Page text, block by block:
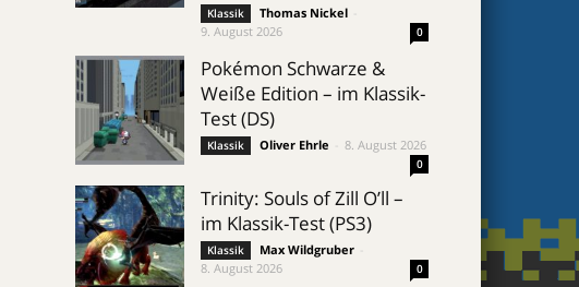
Klassik Thomas Nickel
9. August 2026
0
Pokémon Schwarze &
Weiße Edition – im Klassik-
Test (DS)
Klassik Oliver Ehrle 8. August 2026
0
Trinity: Souls of Zill O’ll –
im Klassik-Test (PS3)
Klassik Max Wildgruber
8. August 2026
0